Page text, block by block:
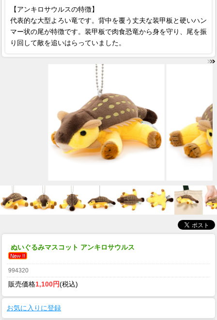
【アンキロサウルスの特徴】
代表的な大型よろい竜です。背中を覆う丈夫な装甲板と硬いハン
マー状の尾が特徴です。装甲板で肉食恐竜から身を守り、尾を振
り回して敵を追いはらっていました。
ぬいぐるみマスコット アンキロサウルス
994320
販売価格1,100円(税込)
お気に入りに登録